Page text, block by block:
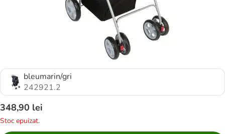
bleumarin/gri
242921.2
348,90 lei
Stoc epuizat.